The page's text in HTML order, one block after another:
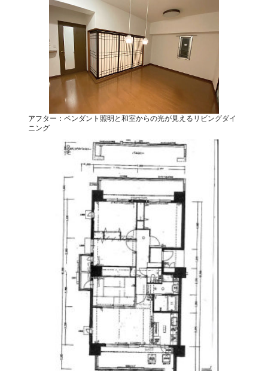
アフター：ペンダント照明と和室からの光が見えるリビングダイ
ニング